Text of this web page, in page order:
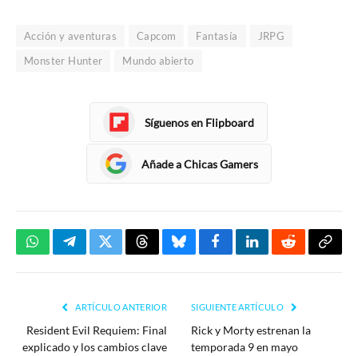
Acción y aventuras Capcom Fantasía
JRPG
Monster Hunter
Mundo abierto
Síguenos en Flipboard
Añade a Chicas Gamers
WhatsAppTelegramTwitterThreadsBlueskyFacebookLinkedInReddit
ARTÍCULO ANTERIOR
Resident Evil Requiem: Final
explicado y los cambios clave
SIGUIENTE ARTÍCULO
Rick y Morty estrenan la
temporada 9 en mayo